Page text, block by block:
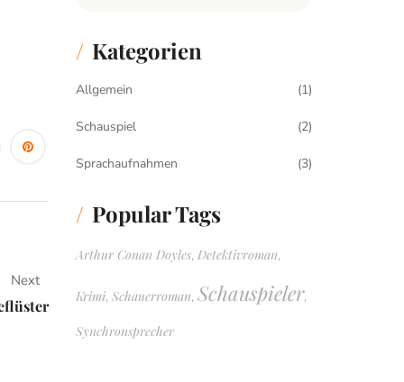
Next
Kategorien
Allgemein (1)
Schauspiel (2)
Sprachaufnahmen (3)
Popular Tags
Arthur Conan Doyles, Detektivroman,
Krimi, Schauerroman, Schauspieler,
Synchronsprecher